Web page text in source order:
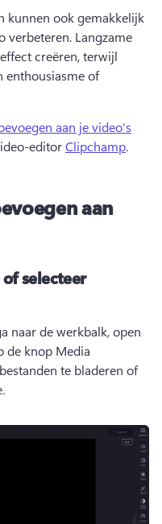
kunnen ook gemakkelijk
verbeteren. Langzame
creëren, terwijl
enthousiasme of
aan je video's
editor Clipchamp.
aan
selecteer
naar de werkbalk, open
de knop Media
te bladeren of